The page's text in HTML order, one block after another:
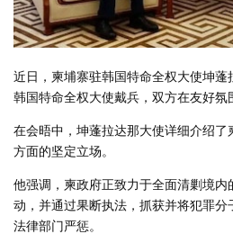
近日，柬埔寨驻韩国特命全权大使坤
韩国特命全权大使戴兵，双方在友好氛
在会晤中，坤蓬拉达那大使详细介绍
方面的坚定立场。
他强调，柬政府正致力于全面清剿境
动，并通过果断执法，抓获并将犯罪
法律部门严惩。